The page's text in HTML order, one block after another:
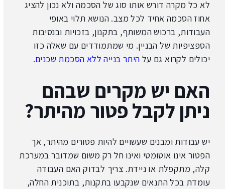
לא כל מקרה דורש אותו סוג של הסכמה ולא נכון להציג
אחוז הסכמה אחיד לכל מצב. הנושא תלוי באופי
העבודות, ברכוש המשותף, בתקנון, בזכויות ובנסיבות
הספציפיות של הבניין. מי שמתמודדים עם שאלה כזו
יכולים לקרוא גם על היתר בנייה ללא הסכמת שכנים.
האם יש מקרים שבהם
ניתן לקבל פטור מהיתר?
יש עבודות ומבנים שעשויים להיות פטורים מהיתר, אך
הפטור אינו אוטומטי ואינו חל רק משום שמדובר במערכת
קלה, מתקפלת או ניידת. צריך לבדוק האם העבודה
עומדת בכל התנאים שנקבעו בתקנות, בתוכנית החלה,